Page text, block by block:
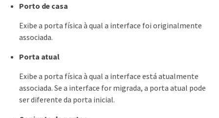
Porto de casa
Exibe a porta física à qual a interface foi originalmente
associada.
Porta atual
Exibe a porta física à qual a interface está atualmente
associada. Se a interface for migrada, a porta atual pode
ser diferente da porta inicial.